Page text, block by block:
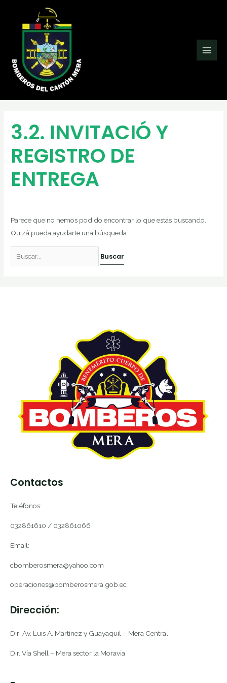
contenido
3.2. INVITACIÓ Y
REGISTRO DE
ENTREGA
Parece que no hemos podido encontrar lo que estás buscando.
Quizá pueda ayudarte una búsqueda.
Contactos
Teléfonos:
032861610 / 032861066
Email:
cbomberosmera@yahoo.com
operaciones@bomberosmera.gob.ec
Dirección:
Dir: Av. Luis A. Martínez y Guayaquil – Mera Central
Dir. Vía Shell – Mera sector la Moravia